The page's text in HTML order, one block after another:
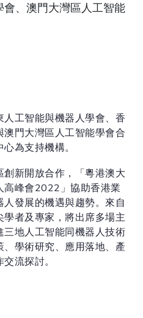
、澳門大灣區人工智能
工智能與機器人學會、香
門大灣區人工智能學會合
為支持機構。
新開放合作，「粵港澳大
高峰會2022」協助香港業
發展的機遇與趨勢。來自
者及專家，將出席多場主
地人工智能同機器人技術
學術研究、應用落地、產
流探討。